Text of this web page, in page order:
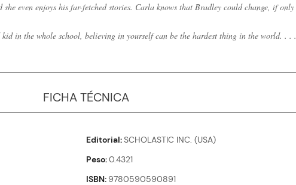
she even enjoys his far-fetched stories. Carla knows that Bradley could change, if only
in the whole school, believing in yourself can be the hardest thing in the world. . . .
FICHA TÉCNICA
Editorial SCHOLASTIC INC. (USA)
Peso 0.4321
ISBN 9780590590891